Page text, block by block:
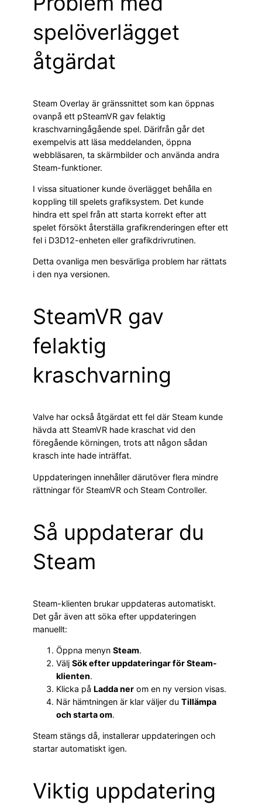
spelöverlägget
åtgärdat
Steam Overlay är gränssnittet som kan öppnas
ovanpå ett pSteamVR gav felaktig
kraschvarningågående spel. Därifrån går det
exempelvis att läsa meddelanden, öppna
webbläsaren, ta skärmbilder och använda andra
Steam-funktioner.
I vissa situationer kunde överlägget behålla en
koppling till spelets grafiksystem. Det kunde
hindra ett spel från att starta korrekt efter att
spelet försökt återställa grafikrenderingen efter ett
fel i D3D12-enheten eller grafikdrivrutinen.
Detta ovanliga men besvärliga problem har rättats
i den nya versionen.
SteamVR gav
felaktig
kraschvarning
Valve har också åtgärdat ett fel där Steam kunde
hävda att SteamVR hade kraschat vid den
föregående körningen, trots att någon sådan
krasch inte hade inträffat.
Uppdateringen innehåller därutöver flera mindre
rättningar för SteamVR och Steam Controller.
Så uppdaterar du
Steam
Steam-klienten brukar uppdateras automatiskt.
Det går även att söka efter uppdateringen
manuellt:
Öppna menyn Steam.
Välj Sök efter uppdateringar för Steam-
klienten.
Klicka på Ladda ner om en ny version visas.
När hämtningen är klar väljer du Tillämpa
och starta om.
Steam stängs då, installerar uppdateringen och
startar automatiskt igen.
Viktig uppdatering